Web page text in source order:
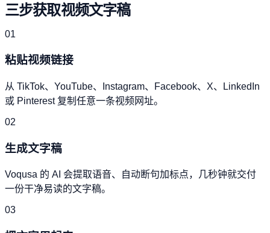
三步获取视频文字稿
01
粘贴视频链接
从 TikTok、YouTube、Instagram、Facebook、X、LinkedIn
或 Pinterest 复制任意一条视频网址。
02
生成文字稿
Voqusa 的 AI 会提取语音、自动断句加标点，几秒钟就交付
一份干净易读的文字稿。
03